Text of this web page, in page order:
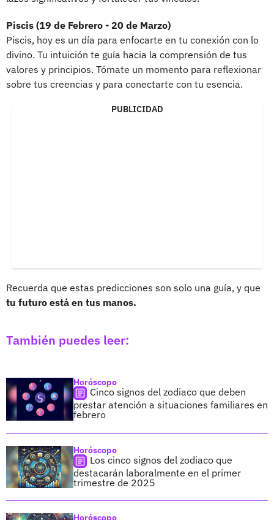
Piscis (19 de Febrero - 20 de Marzo)
Piscis, hoy es un día para enfocarte en tu conexión con lo
divino. Tu intuición te guía hacia la comprensión de tus
valores y principios. Tómate un momento para reflexionar
sobre tus creencias y para conectarte con tu esencia.
PUBLICIDAD
Recuerda que estas predicciones son solo una guía, y que
tu futuro está en tus manos.
También puedes leer:
Horóscopo
Cinco signos del zodiaco que deben
prestar atención a situaciones familiares en
febrero
Horóscopo
Los cinco signos del zodiaco que
destacarán laboralmente en el primer
trimestre de 2025